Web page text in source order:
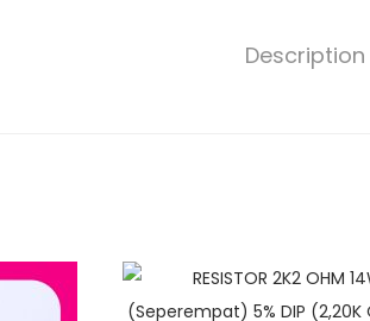
Description